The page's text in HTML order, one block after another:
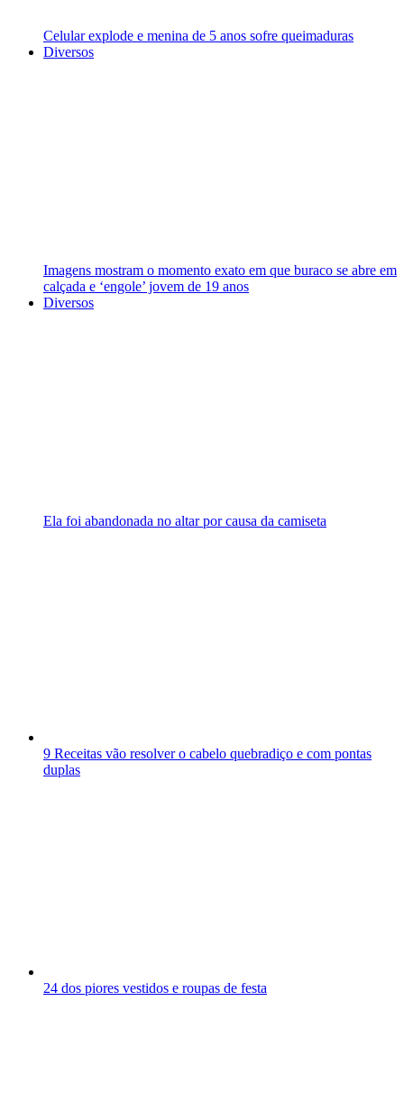
Celular explode e menina de 5 anos sofre queimaduras
Diversos
Imagens mostram o momento exato em que buraco se abre em
calçada e ‘engole’ jovem de 19 anos
Diversos
Ela foi abandonada no altar por causa da camiseta
9 Receitas vão resolver o cabelo quebradiço e com pontas
duplas
24 dos piores vestidos e roupas de festa